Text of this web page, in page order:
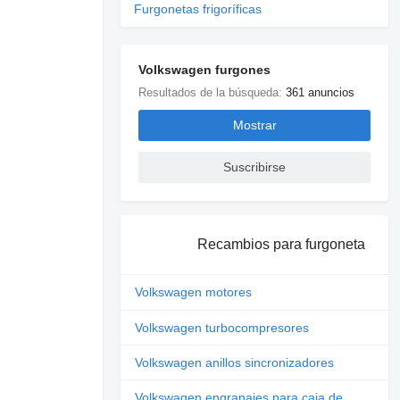
Furgonetas frigoríficas
Volkswagen furgones
Resultados de la búsqueda:361 anuncios
Mostrar
Suscribirse
Recambios para furgoneta
Volkswagen motores
Volkswagen turbocompresores
Volkswagen anillos sincronizadores